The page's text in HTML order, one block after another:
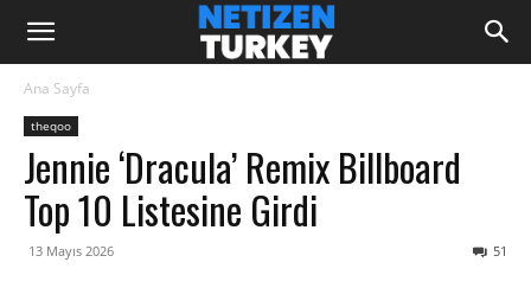
Ana Sayfa
theqoo
Jennie ‘Dracula’ Remix Billboard
Top 10 Listesine Girdi
13 Mayıs 2026 51